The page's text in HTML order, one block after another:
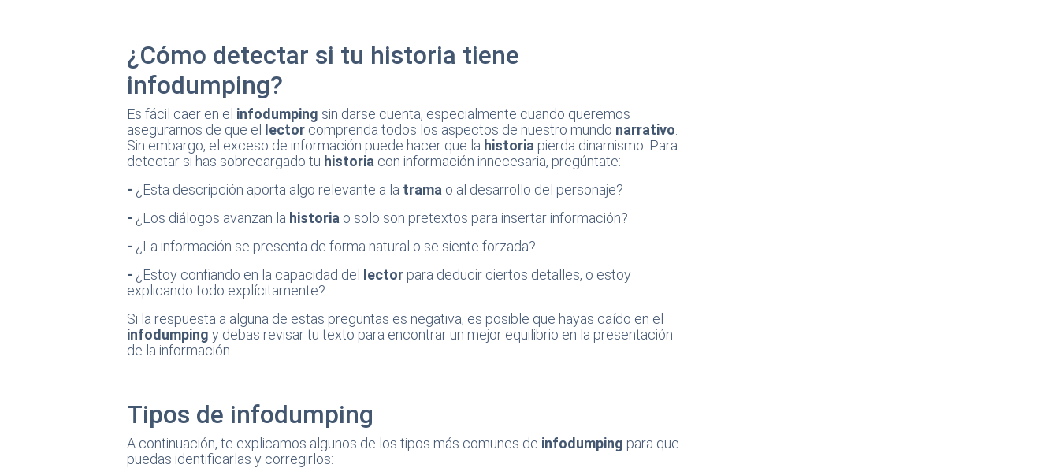
¿Cómo detectar si tu historia tiene
infodumping?
Es fácil caer en el infodumping sin darse cuenta, especialmente cuando queremos
asegurarnos de que el lector comprenda todos los aspectos de nuestro mundo narrativo
Sin embargo, el exceso de información puede hacer que la historia pierda dinamismo. Para
detectar si has sobrecargado tu historia con información innecesaria, pregúntate:
- ¿Esta descripción aporta algo relevante a la trama o al desarrollo del personaje?
- ¿Los diálogos avanzan la historia o solo son pretextos para insertar información?
- ¿La información se presenta de forma natural o se siente forzada?
- ¿Estoy confiando en la capacidad del lector para deducir ciertos detalles, o estoy
explicando todo explícitamente?
Si la respuesta a alguna de estas preguntas es negativa, es posible que hayas caído en el
infodumping y debas revisar tu texto para encontrar un mejor equilibrio en la presentación
de la información.
Tipos de infodumping
A continuación, te explicamos algunos de los tipos más comunes de infodumping para que
puedas identificarlas y corregirlos: